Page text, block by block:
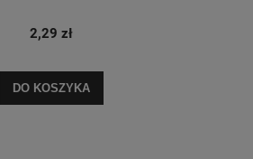
2,29 zł
DO KOSZYKA